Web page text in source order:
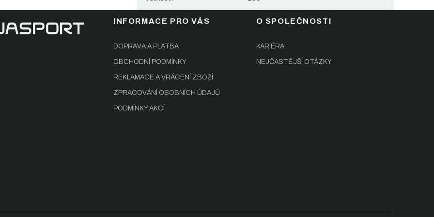
INFORMACE PRO VÁS
DOPRAVA A PLATBA
OBCHODNÍ PODMÍNKY
REKLAMACE A VRÁCENÍ ZBOŽÍ
ZPRACOVÁNÍ OSOBNÍCH ÚDAJŮ
PODMÍNKY AKCÍ
O SPOLEČNOSTI
KARIÉRA
NEJČASTĚJŠÍ OTÁZKY